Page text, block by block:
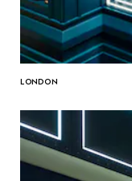
LONDON